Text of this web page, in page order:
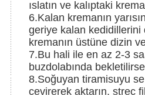
ıslatın ve kalıptaki
6.Kalan kremanın
geriye kalan kedidillerini
kremanın üstüne dizin
7.Bu hali ile en az 2-3
buzdolabında
8.Soğuyan tiramisuyu
çevirerek aktarın, streç